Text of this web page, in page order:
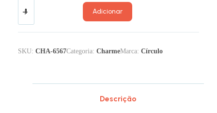
Adicionar
SKU: CHA-6567Categoria: CharmeMarca: Círculo
Descrição